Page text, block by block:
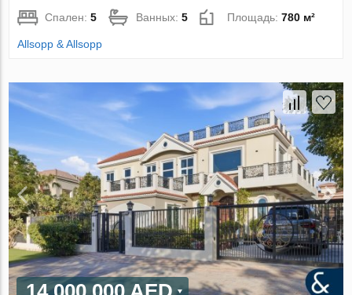
Спален:5 Ванных:5 Площадь:780 м²
Allsopp & Allsopp